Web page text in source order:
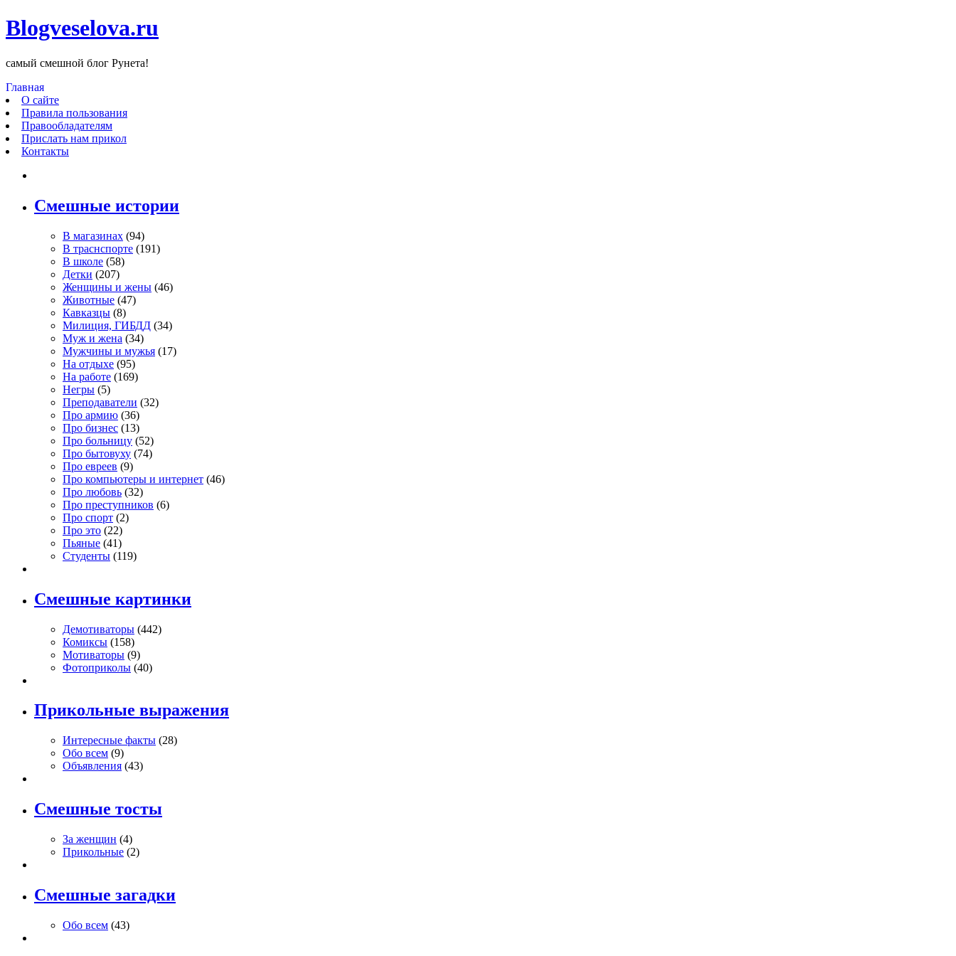
Blogveselova.ru
самый смешной блог Рунета!
Главная
О сайте
Правила пользования
Правообладателям
Прислать нам прикол
Контакты
Смешные истории
В магазинах (94)
В траснспорте (191)
В школе (58)
Детки (207)
Женщины и жены (46)
Животные (47)
Кавказцы (8)
Милиция, ГИБДД (34)
Муж и жена (34)
Мужчины и мужья (17)
На отдыхе (95)
На работе (169)
Негры (5)
Преподаватели (32)
Про армию (36)
Про бизнес (13)
Про больницу (52)
Про бытовуху (74)
Про евреев (9)
Про компьютеры и интернет (46)
Про любовь (32)
Про преступников (6)
Про спорт (2)
Про это (22)
Пьяные (41)
Студенты (119)
Смешные картинки
Демотиваторы (442)
Комиксы (158)
Мотиваторы (9)
Фотоприколы (40)
Прикольные выражения
Интересные факты (28)
Обо всем (9)
Объявления (43)
Смешные тосты
За женщин (4)
Прикольные (2)
Смешные загадки
Обо всем (43)